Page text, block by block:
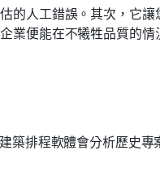
的人工錯誤。其次，它讓
業便能在不犧牲品質的情
築排程軟體會分析歷史專